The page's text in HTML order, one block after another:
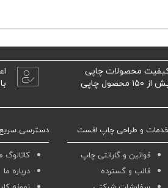
با
محصولات چاپی
چاپی
دسترسی سریع
درباره ما
و طراحی چاپ افست
قوانین و گارانتی چاپ
قالب و گسترده